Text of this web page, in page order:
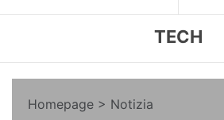
TECH
Homepage > Notizia